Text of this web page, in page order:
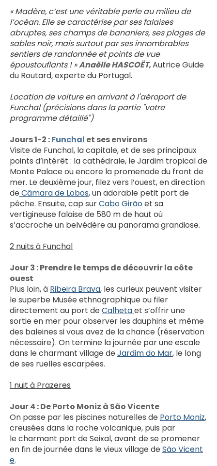
« Madère, c’est une véritable perle au milieu de
l’océan. Elle se caractérise par ses falaises
abruptes, ses champs de bananiers, ses plages de
sables noir, mais surtout par ses innombrables
sentiers de randonnée et points de vue
époustouflants ! » Anaëlle HASCOËT, Autrice Guide
du Routard, experte du Portugal.
Location de voiture en arrivant à l'aéroport de
Funchal (précisions dans la partie "votre
programme détaillé")
Jours 1-2 : Funchal et ses environs
Visite de Funchal, la capitale, et de ses principaux
points d’intérêt : la cathédrale, le Jardim tropical de
Monte Palace ou encore la promenade du front de
mer. Le deuxième jour, filez vers l’ouest, en direction
de Câmara de Lobos, un adorable petit port de
pêche. Ensuite, cap sur Cabo Girão et sa
vertigineuse falaise de 580 m de haut où
s’accroche un belvédère au panorama grandiose.
2 nuits à Funchal
Jour 3 : Prendre le temps de découvrir la côte
ouest
Plus loin, à Ribeira Brava, les curieux peuvent visiter
le superbe Musée ethnographique ou filer
directement au port de Calheta et s’offrir une
sortie en mer pour observer les dauphins et même
des baleines si vous avez de la chance (réservation
nécessaire). On termine la journée par une escale
dans le charmant village de Jardim do Mar, le long
de ses ruelles escarpées.
1 nuit à Prazeres
Jour 4 : De Porto Moniz à São Vicente
On passe par les piscines naturelles de Porto Moniz,
creusées dans la roche volcanique, puis par
le charmant port de Seixal, avant de se promener
en fin de journée dans le vieux village de São Vicent
e.